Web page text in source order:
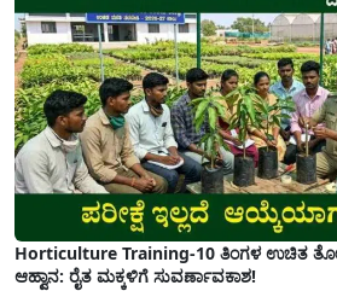
Horticulture Training-10 ತಿಂಗಳ ಉಚಿತ
ಆಹ್ವಾನ: ರೈತ ಮಕ್ಕಳಿಗೆ ಸುವರ್ಣಾವಕಾಶ!